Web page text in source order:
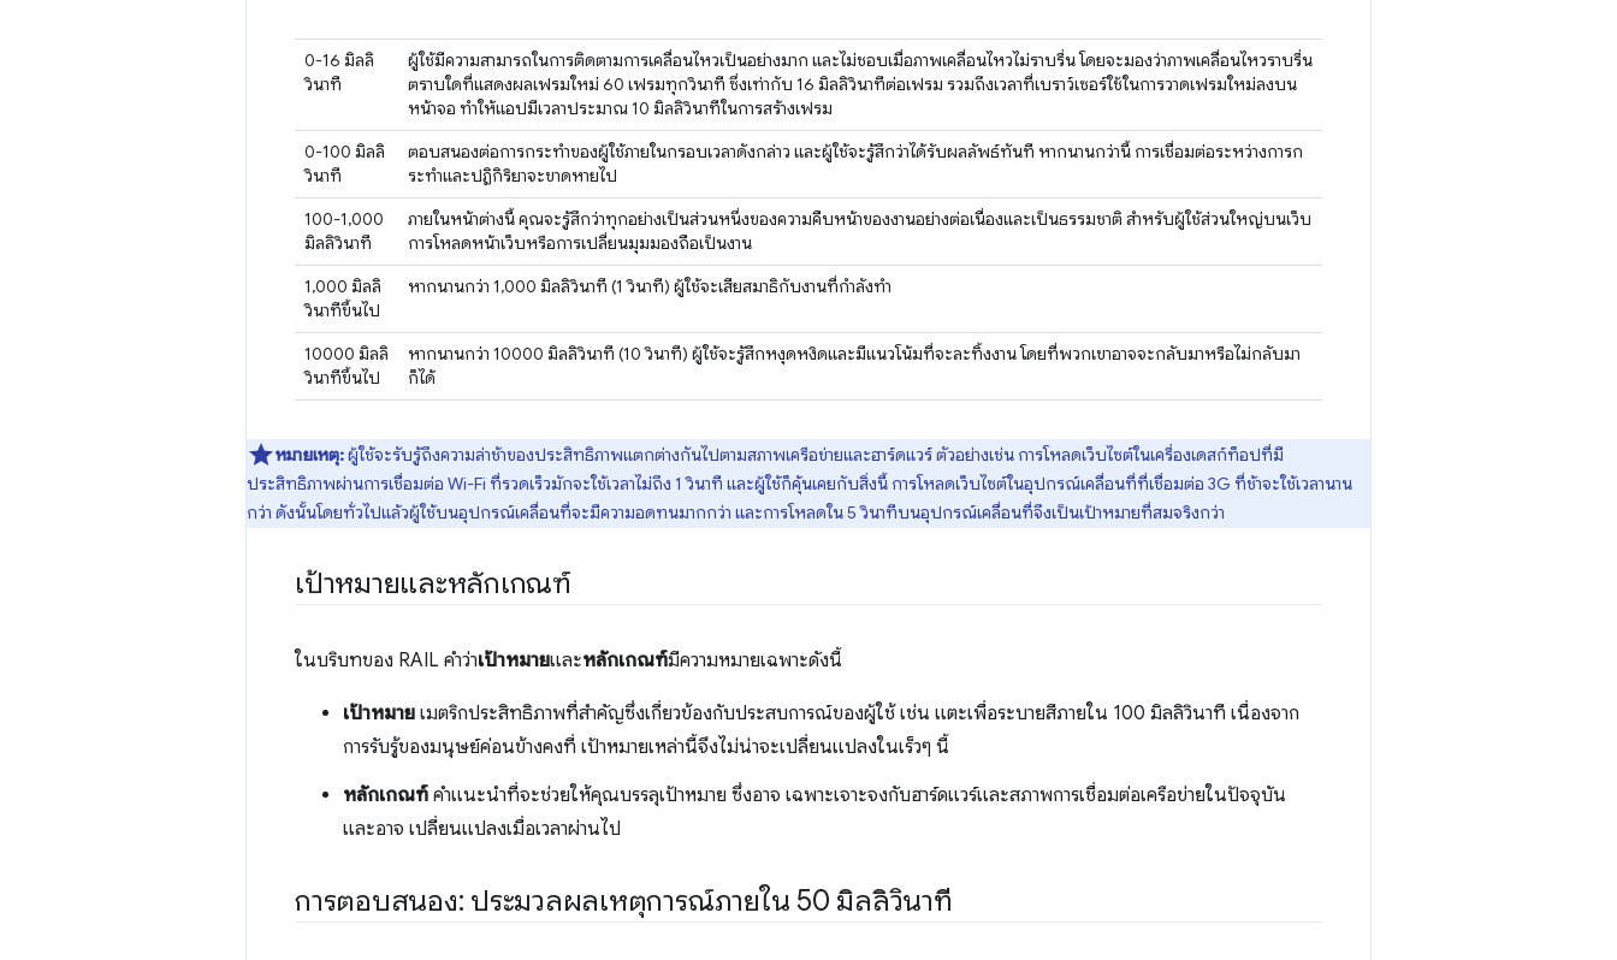
0-16 มิลลิ
วินาที
ผู้ใช้มีความสามารถในการติดตามการเคลื่อนไหวเป็นอย่างมาก และไม่ชอบเมื่อภาพเคลื่อนไหวไม่ราบรื่น โดยจะมองว่าภาพเคลื่อนไหวราบรื่น
ตราบใดที่แสดงผลเฟรมใหม่ 60 เฟรมทุกวินาที ซึ่งเท่ากับ 16 มิลลิวินาทีต่อเฟรม รวมถึงเวลาที่เบราว์เซอร์ใช้ในการวาดเฟรมใหม่ลงบน
หน้าจอ ทำให้แอปมีเวลาประมาณ 10 มิลลิวินาทีในการสร้างเฟรม
0-100 มิลลิ
วินาที
ตอบสนองต่อการกระทําของผู้ใช้ภายในกรอบเวลาดังกล่าว และผู้ใช้จะรู้สึกว่าได้รับผลลัพธ์ทันที หากนานกว่านี้ การเชื่อมต่อระหว่างการก
ระทำและปฏิกิริยาจะขาดหายไป
100-1,000
มิลลิวินาที
ภายในหน้าต่างนี้ คุณจะรู้สึกว่าทุกอย่างเป็นส่วนหนึ่งของความคืบหน้าของงานอย่างต่อเนื่องและเป็นธรรมชาติ สําหรับผู้ใช้ส่วนใหญ่บนเว็บ
การโหลดหน้าเว็บหรือการเปลี่ยนมุมมองถือเป็นงาน
1,000 มิลลิ
วินาทีขึ้นไป
หากนานกว่า 1,000 มิลลิวินาที (1 วินาที) ผู้ใช้จะเสียสมาธิกับงานที่กำลังทำ
10000 มิลลิ
วินาทีขึ้นไป
หากนานกว่า 10000 มิลลิวินาที (10 วินาที) ผู้ใช้จะรู้สึกหงุดหงิดและมีแนวโน้มที่จะละทิ้งงาน โดยที่พวกเขาอาจจะกลับมาหรือไม่กลับมา
ก็ได้
หมายเหตุ:ผู้ใช้จะรับรู้ถึงความล่าช้าของประสิทธิภาพแตกต่างกันไปตามสภาพเครือข่ายและฮาร์ดแวร์ ตัวอย่างเช่น การโหลดเว็บไซต์ในเครื่องเดสก์ท็อปที่มี
ประสิทธิภาพผ่านการเชื่อมต่อ Wi-Fi ที่รวดเร็วมักจะใช้เวลาไม่ถึง 1 วินาที และผู้ใช้ก็คุ้นเคยกับสิ่งนี้ การโหลดเว็บไซต์ในอุปกรณ์เคลื่อนที่ที่เชื่อมต่อ 3G ที่ช้าจะใช้เวลานาน
กว่า ดังนั้นโดยทั่วไปแล้วผู้ใช้บนอุปกรณ์เคลื่อนที่จะมีความอดทนมากกว่า และการโหลดใน 5 วินาทีบนอุปกรณ์เคลื่อนที่จึงเป็นเป้าหมายที่สมจริงกว่า
เป้าหมายและหลักเกณฑ์
ในบริบทของ RAIL คำว่าเป้าหมายและหลักเกณฑ์มีความหมายเฉพาะดังนี้
เป้าหมาย เมตริกประสิทธิภาพที่สำคัญซึ่งเกี่ยวข้องกับประสบการณ์ของผู้ใช้ เช่น แตะเพื่อระบายสีภายใน 100 มิลลิวินาที เนื่องจาก
การรับรู้ของมนุษย์ค่อนข้างคงที่ เป้าหมายเหล่านี้จึงไม่น่าจะเปลี่ยนแปลงในเร็วๆ นี้
หลักเกณฑ์ คำแนะนำที่จะช่วยให้คุณบรรลุเป้าหมาย ซึ่งอาจ เฉพาะเจาะจงกับฮาร์ดแวร์และสภาพการเชื่อมต่อเครือข่ายในปัจจุบัน
และอาจ เปลี่ยนแปลงเมื่อเวลาผ่านไป
การตอบสนอง: ประมวลผลเหตุการณ์ภายใน 50 มิลลิวินาที